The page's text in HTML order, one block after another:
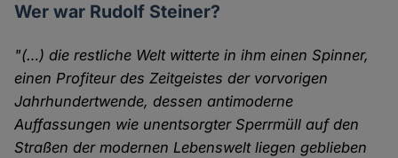
Wer war Rudolf Steiner?
"(…) die restliche Welt witterte in ihm einen Spinner,
einen Profiteur des Zeitgeistes der vorvorigen
Jahrhundertwende, dessen antimoderne
Auffassungen wie unentsorgter Sperrmüll auf den
Straßen der modernen Lebenswelt liegen geblieben